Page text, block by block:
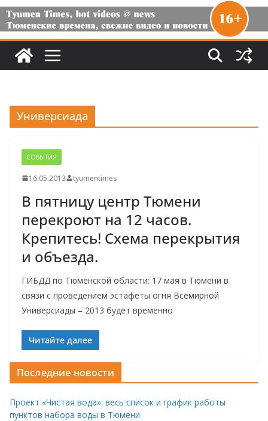
Универсиада
СОБЫТИЯ
16.05.2013 tyumentimes
В пятницу центр Тюмени
перекроют на 12 часов.
Крепитесь! Схема перекрытия
и объезда.
ГИБДД по Тюменской области: 17 мая в Тюмени в
связи с проведением эстафеты огня Всемирной
Универсиады – 2013 будет временно
Читайте далее
Последние новости
Проект «Чистая вода»: весь список и график работы
пунктов набора воды в Тюмени